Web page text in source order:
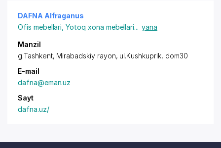
DAFNA Alfraganus
Ofis mebellari ,Yotoq xona mebellari... yana
Manzil
g.Tashkent, Mirabadskiy rayon, ul.Kushkuprik, dom30
E-mail
dafna@eman.uz
Sayt
dafna.uz/